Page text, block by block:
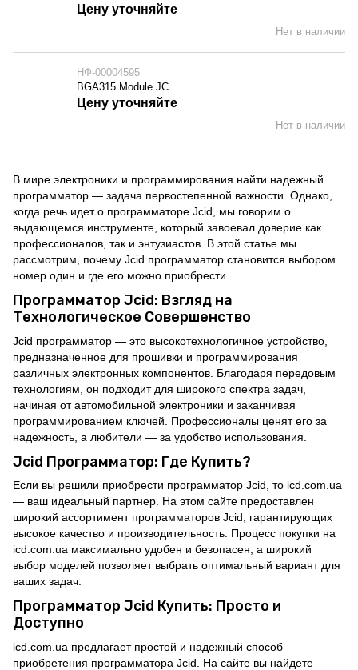
Нет в наличии
Цену уточняйте
НФ-00004595
BGA315 Module JC
Нет в наличии
Цену уточняйте
В мире электроники и программирования найти надежный
программатор — задача первостепенной важности. Однако,
когда речь идет о программаторе Jcid, мы говорим о
выдающемся инструменте, который завоевал доверие как
профессионалов, так и энтузиастов. В этой статье мы
рассмотрим, почему Jcid программатор становится выбором
номер один и где его можно приобрести.
Программатор Jcid: Взгляд на
Технологическое Совершенство
Jcid программатор — это высокотехнологичное устройство,
предназначенное для прошивки и программирования
различных электронных компонентов. Благодаря передовым
технологиям, он подходит для широкого спектра задач,
начиная от автомобильной электроники и заканчивая
программированием ключей. Профессионалы ценят его за
надежность, а любители — за удобство использования.
Jcid Программатор: Где Купить?
Если вы решили приобрести программатор Jcid, то icd.com.ua
— ваш идеальный партнер. На этом сайте предоставлен
широкий ассортимент программаторов Jcid, гарантирующих
высокое качество и производительность. Процесс покупки на
icd.com.ua максимально удобен и безопасен, а широкий
выбор моделей позволяет выбрать оптимальный вариант для
ваших задач.
Программатор Jcid Купить: Просто и
Доступно
icd.com.ua предлагает простой и надежный способ
приобретения программатора Jcid. На сайте вы найдете